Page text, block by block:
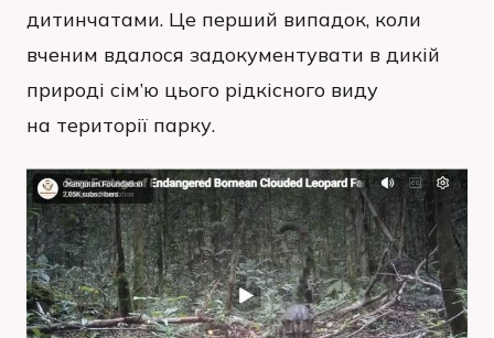
дитинчатами. Це перший випадок, коли
вченим вдалося задокументувати в дикій
природі сім’ю цього рідкісного виду
на території парку.